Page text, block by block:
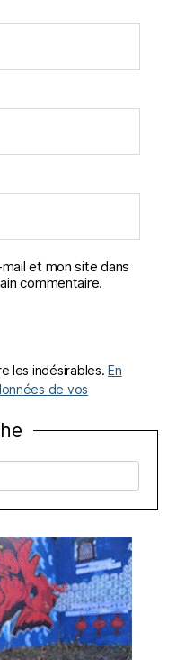
et mon site dans
commentaire.
les indésirables.En
de vos